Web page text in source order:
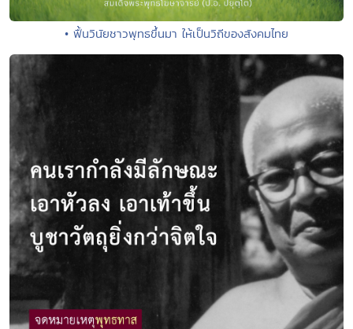
• ฟื้นวินัยชาวพุทธขึ้นมา ให้เป็นวิถีของสังคมไทย